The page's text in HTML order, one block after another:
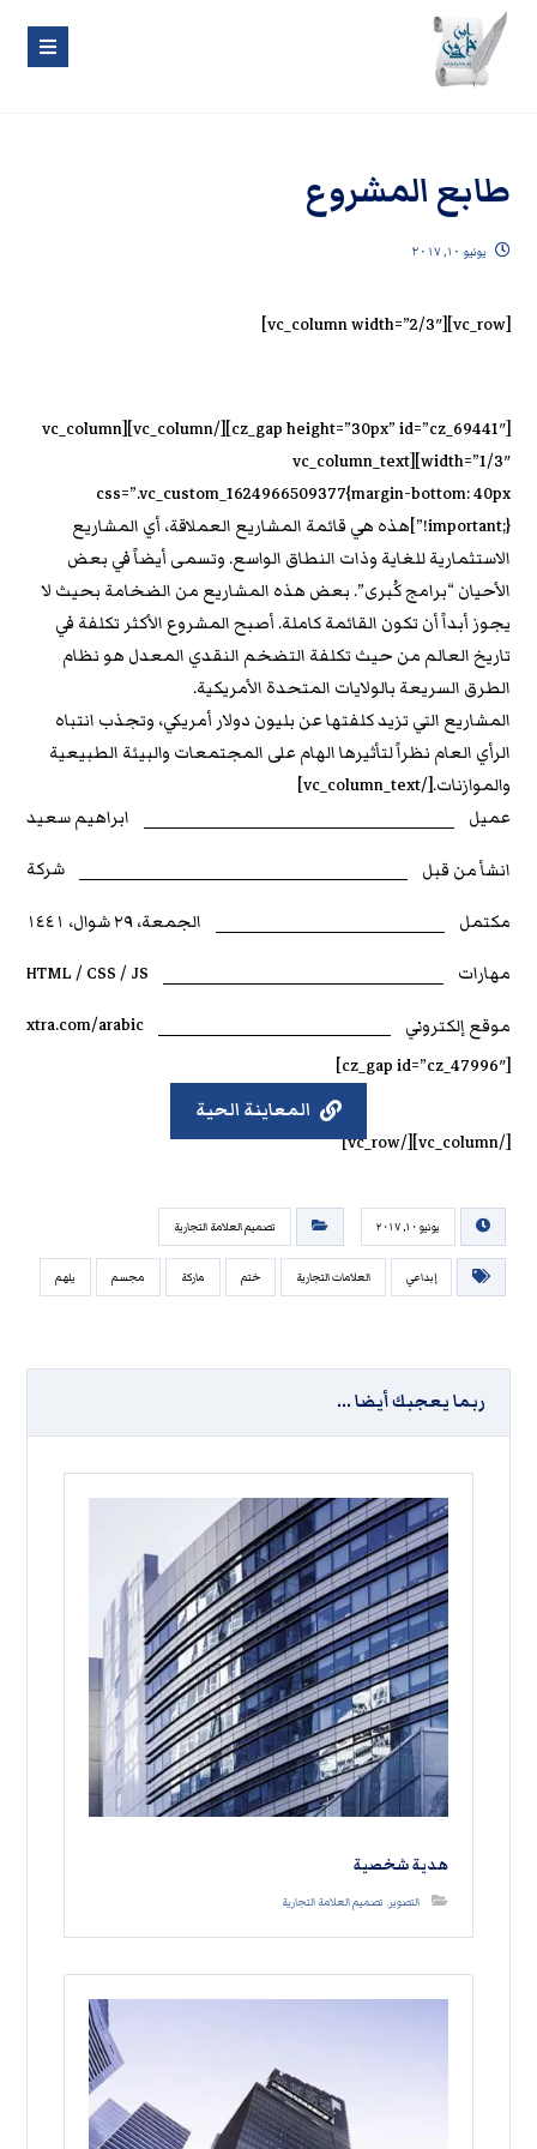
طابع المشروع
يونيو ١٠, ٢٠١٧
[vc_row][vc_column width=”2/3″]
[cz_gap height=”30px” id=”cz_69441″][/vc_column][vc_column
width=”1/3″][vc_column_text
css=”.vc_custom_1624966509377{margin-bottom: 40px
!important;}”]هذه هي قائمة المشاريع العملاقة، أي المشاريع
الاستثمارية للغاية وذات النطاق الواسع. وتسمى أيضاً في بعض
الأحيان “برامج كُبرى”. بعض هذه المشاريع من الضخامة بحيث لا
يجوز أبداً أن تكون القائمة كاملة. أصبح المشروع الأكثر تكلفة في
تاريخ العالم من حيث تكلفة التضخم النقدي المعدل هو نظام
الطرق السريعة بالولايات المتحدة الأمريكية.
المشاريع التي تزيد كلفتها عن بليون دولار أمريكي، وتجذب انتباه
الرأي العام نظراً لتأثيرها الهام على المجتمعات والبيئة الطبيعية
والموازنات.[/vc_column_text]
عميل
ابراهيم سعيد
انشأ من قبل
شركة
مكتمل
الجمعة، ٢٩ شوال، ١٤٤١
مهارات
HTML / CSS / JS
موقع إلكتروني
xtra.com/arabic
[cz_gap id=”cz_47996″]
المعاينة الحية
[/vc_column][/vc_row]
يونيو ١٠, ٢٠١٧ تصميم العلامة التجارية
إبداعي العلامات التجارية ختم ماركة مجسم يلهم
ربما يعجبك أيضا ...
هدية شخصية
التصوير, تصميم العلامة التجارية